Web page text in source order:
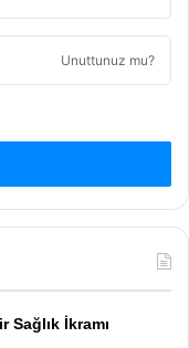
Unuttunuz mu?
Sağlık İkramı